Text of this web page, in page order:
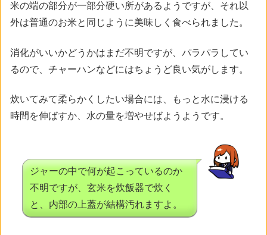
米の端の部分が一部分硬い所があるようですが、それ以
外は普通のお米と同じように美味しく食べられました。
消化がいいかどうかはまだ不明ですが、パラパラしてい
るので、チャーハンなどにはちょうど良い気がします。
炊いてみて柔らかくしたい場合には、もっと水に浸ける
時間を伸ばすか、水の量を増やせばようようです。
ジャーの中で何が起こっているのか
不明ですが、玄米を炊飯器で炊く
と、内部の上蓋が結構汚れますよ。